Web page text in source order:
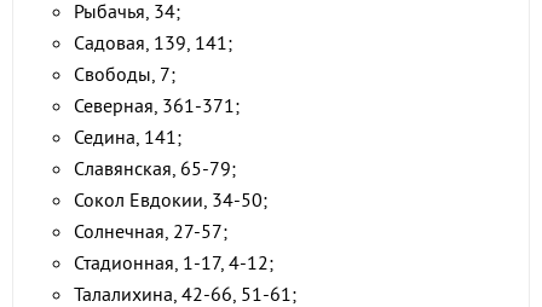
Рыбачья, 34;
Садовая, 139, 141;
Свободы, 7;
Северная, 361-371;
Седина, 141;
Славянская, 65-79;
Сокол Евдокии, 34-50;
Солнечная, 27-57;
Стадионная, 1-17, 4-12;
Талалихина, 42-66, 51-61;